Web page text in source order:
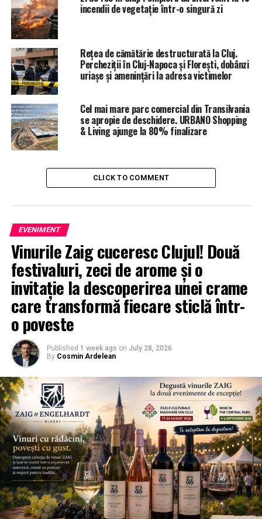
incendii de vegetație într-o singură zi
Rețea de cămătărie destructurată la Cluj.
Percheziții în Cluj-Napoca și Florești, dobânzi
uriașe și amenințări la adresa victimelor
Cel mai mare parc comercial din Transilvania
se apropie de deschidere. URBANO Shopping
& Living ajunge la 80% finalizare
CLICK TO COMMENT
EVENIMENT
Vinurile Zaig cuceresc Clujul! Două
festivaluri, zeci de arome și o
invitație la descoperirea unei crame
care transformă fiecare sticlă într-
o poveste
Published 1 week ago on July 28, 2026
By Cosmin Ardelean